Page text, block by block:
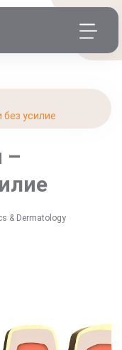
без усилие
–
& Dermatology